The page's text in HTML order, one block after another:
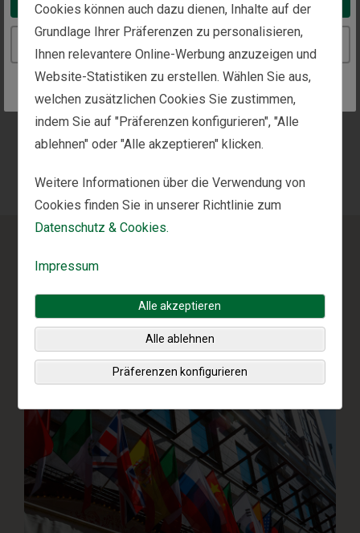
Nach unten scrollen, um mehr über den
Portfoliomanagement-Ansatz und die individuelle
Vermögensverwaltung von Fisher Investments zu
erfahren.
Stand der Informationen: 30.06.2026. Einschließlich
Fisher und seinen Tochtergesellschaften, darunter auch
Unsere
Herangehensweise
Cookies können auch dazu dienen, Inhalte auf der
Grundlage Ihrer Präferenzen zu personalisieren,
Ihnen relevantere Online-Werbung anzuzeigen und
Website-Statistiken zu erstellen. Wählen Sie aus,
welchen zusätzlichen Cookies Sie zustimmen,
indem Sie auf "Präferenzen konfigurieren", "Alle
ablehnen" oder "Alle akzeptieren" klicken.
Weitere Informationen über die Verwendung von
Cookies finden Sie in unserer Richtlinie zum
Datenschutz & Cookies.
Impressum
Alle akzeptieren
Alle ablehnen
Präferenzen konfigurieren